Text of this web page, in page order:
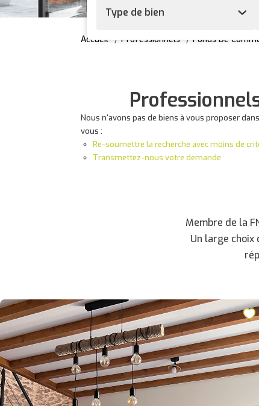
Type de bien
Accueil Professionnels Fonds De
Nous n'avons pas de biens à vous proposer
vous :
Re-soumettre la recherche avec moins de
Transmettez-nous votre demande
Membre de la
Un large